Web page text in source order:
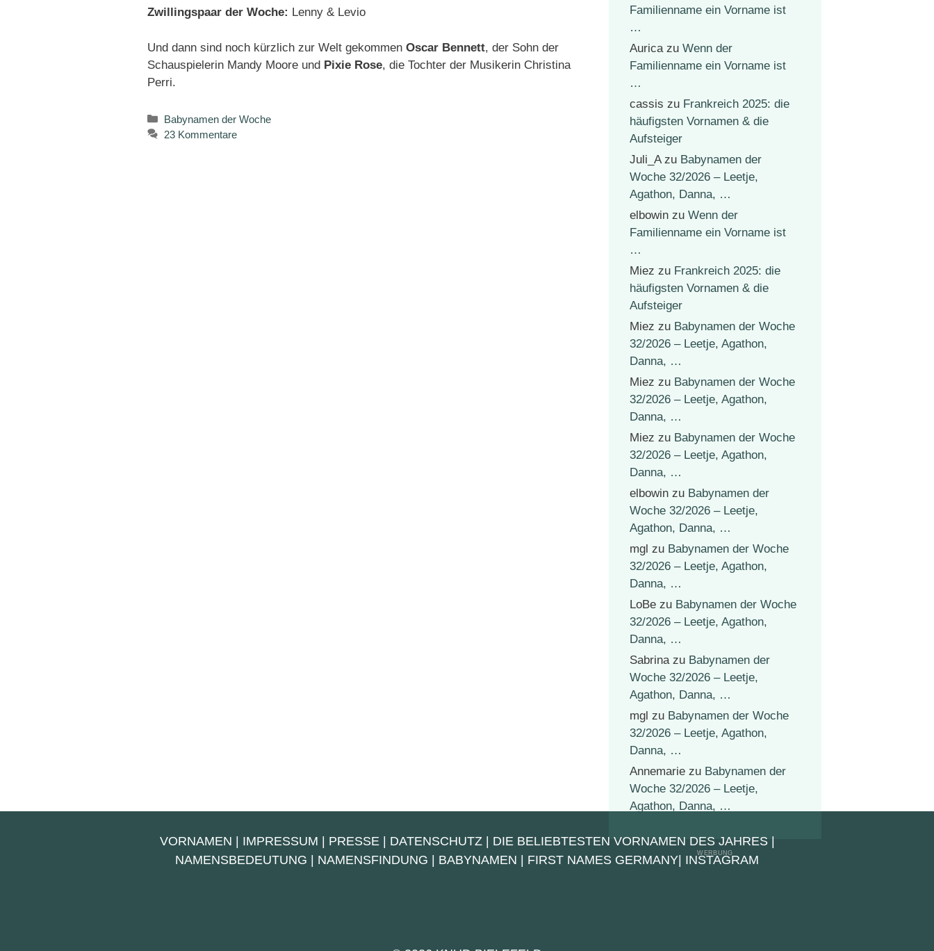
Zwillingspaar der Woche: Lenny & Levio
Und dann sind noch kürzlich zur Welt gekommen Oscar Bennett, der Sohn der
Schauspielerin Mandy Moore und Pixie Rose, die Tochter der Musikerin Christina
Perri.
Kategorien
Babynamen der Woche
23 Kommentare
Familienname ein Vorname ist
…
Auricazu Wenn der
Familienname ein Vorname ist
…
cassis zu Frankreich 2025: die
häufigsten Vornamen & die
Aufsteiger
Juli_Azu Babynamen der
Woche 32/2026 – Leetje,
Agathon, Danna, …
elbowin zu Wenn der
Familienname ein Vorname ist
…
Miez zu Frankreich 2025: die
häufigsten Vornamen & die
Aufsteiger
Miez zu Babynamen der Woche
32/2026 – Leetje, Agathon,
Danna, …
Miez zu Babynamen der Woche
32/2026 – Leetje, Agathon,
Danna, …
Miez zu Babynamen der Woche
32/2026 – Leetje, Agathon,
Danna, …
elbowin zu Babynamen der
Woche 32/2026 – Leetje,
Agathon, Danna, …
mgl zu Babynamen der Woche
32/2026 – Leetje, Agathon,
Danna, …
LoBe zu Babynamen der Woche
32/2026 – Leetje, Agathon,
Danna, …
Sabrinazu Babynamen der
Woche 32/2026 – Leetje,
Agathon, Danna, …
mgl zu Babynamen der Woche
32/2026 – Leetje, Agathon,
Danna, …
Annemarie zu Babynamen der
Woche 32/2026 – Leetje,
Agathon, Danna, …
VORNAMEN IMPRESSUM PRESSE| DATENSCHUTZ| DIE BELIEBTESTEN VORNAMEN DES JAHRES|
NAMENSBEDEUTUNG
NAMENSFINDUNG BABYNAMEN FIRST NAMES GERMANY INSTAGRAM